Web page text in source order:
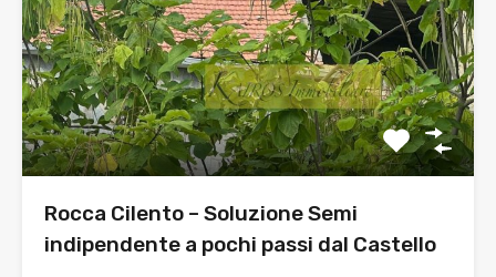
Rocca Cilento – Soluzione Semi
indipendente a pochi passi dal Castello